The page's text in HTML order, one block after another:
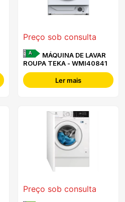
Preço sob consulta
A
ROUPA TEKA - WMI40841
Ler mais
Preço sob consulta